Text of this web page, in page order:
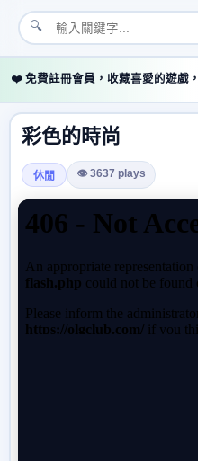
🔍
❤️ 免費註冊會員，收藏喜愛的遊戲
彩色的時尚
休閒 👁 3637 plays